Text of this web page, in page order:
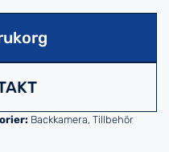
Backkamera, Tillbehör